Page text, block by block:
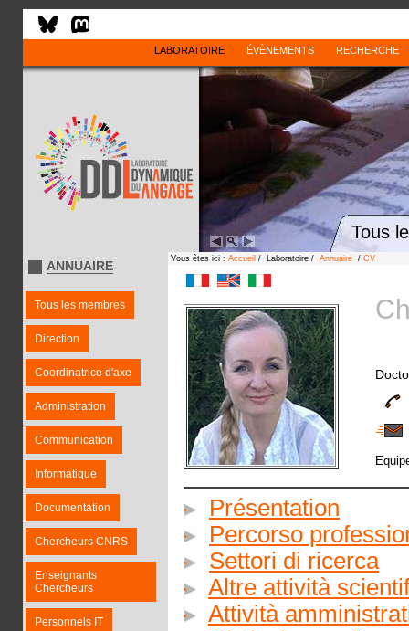
LABORATOIRE ÉVÈNEMENTS RECHERCHE
Tous
ANNUAIRE
Tous les membres
Direction
Coordinatrice d'axe
Administration
Communication
Informatique
Documentation
Chercheurs CNRS
Enseignants
Chercheurs
Personnels IT
Vous êtes ici : Accueil / Laboratoire / Annuaire / CV
Présentation
Percorso
Settori di ricerca
Altre attività
Attività